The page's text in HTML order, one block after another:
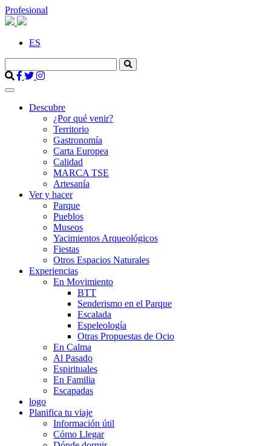
Profesional
ES
Descubre
¿Por qué venir?
Territorio
Gastronomía
Carta Europea
Calidad
MARCA TSE
Artesanía
Ver y hacer
Parque
Pueblos
Museos
Yacimientos Arqueológicos
Fiestas
Otros Espacios Naturales
Experiencias
En Movimiento
BTT
Senderismo en el Parque
Escalada
Espeleología
Otras Propuestas de Ocio
En Calma
Al Pasado
Espirituales
En Familia
Escapadas
logo
Planifica tu viaje
Información útil
Cómo Llegar